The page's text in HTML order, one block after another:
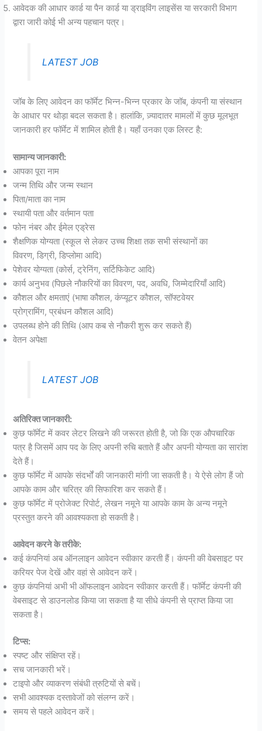
आवेदक की आधार कार्ड या पैन कार्ड या ड्राइविंग लाइसेंस या सरकारी विभाग
द्वारा जारी कोई भी अन्य पहचान पत्र।
LATEST JOB
जॉब के लिए आवेदन का फॉर्मेट भिन्न-भिन्न प्रकार के जॉब, कंपनी या संस्थान
के आधार पर थोड़ा बदल सकता है। हालांकि, ज़्यादातर मामलों में कुछ मूलभूत
जानकारी हर फॉर्मेट में शामिल होती है। यहाँ उनका एक लिस्ट है:
सामान्य जानकारी:
आपका पूरा नाम
जन्म तिथि और जन्म स्थान
पिता/माता का नाम
स्थायी पता और वर्तमान पता
फोन नंबर और ईमेल एड्रेस
शैक्षणिक योग्यता (स्कूल से लेकर उच्च शिक्षा तक सभी संस्थानों का
विवरण, डिग्री, डिप्लोमा आदि)
पेशेवर योग्यता (कोर्स, ट्रेनिंग, सर्टिफिकेट आदि)
कार्य अनुभव (पिछले नौकरियों का विवरण, पद, अवधि, जिम्मेदारियाँ आदि)
कौशल और क्षमताएं (भाषा कौशल, कंप्यूटर कौशल, सॉफ्टवेयर
प्रोग्रामिंग, प्रबंधन कौशल आदि)
उपलब्ध होने की तिथि (आप कब से नौकरी शुरू कर सकते हैं)
वेतन अपेक्षा
LATEST JOB
अतिरिक्त जानकारी:
कुछ फॉर्मेट में कवर लेटर लिखने की जरूरत होती है, जो कि एक औपचारिक
पत्र है जिसमें आप पद के लिए अपनी रुचि बताते हैं और अपनी योग्यता का सारांश
देते हैं।
कुछ फॉर्मेट में आपके संदर्भों की जानकारी मांगी जा सकती है। ये ऐसे लोग हैं जो
आपके काम और चरित्र की सिफारिश कर सकते हैं।
कुछ फॉर्मेट में प्रोजेक्ट रिपोर्ट, लेखन नमूने या आपके काम के अन्य नमूने
प्रस्तुत करने की आवश्यकता हो सकती है।
आवेदन करने के तरीके:
कई कंपनियां अब ऑनलाइन आवेदन स्वीकार करती हैं। कंपनी की वेबसाइट पर
करियर पेज देखें और वहां से आवेदन करें।
कुछ कंपनियां अभी भी ऑफलाइन आवेदन स्वीकार करती हैं। फॉर्मेट कंपनी की
वेबसाइट से डाउनलोड किया जा सकता है या सीधे कंपनी से प्राप्त किया जा
सकता है।
टिप्स:
स्पष्ट और संक्षिप्त रहें।
सच जानकारी भरें।
टाइपो और व्याकरण संबंधी त्रुटियों से बचें।
सभी आवश्यक दस्तावेजों को संलग्न करें।
समय से पहले आवेदन करें।